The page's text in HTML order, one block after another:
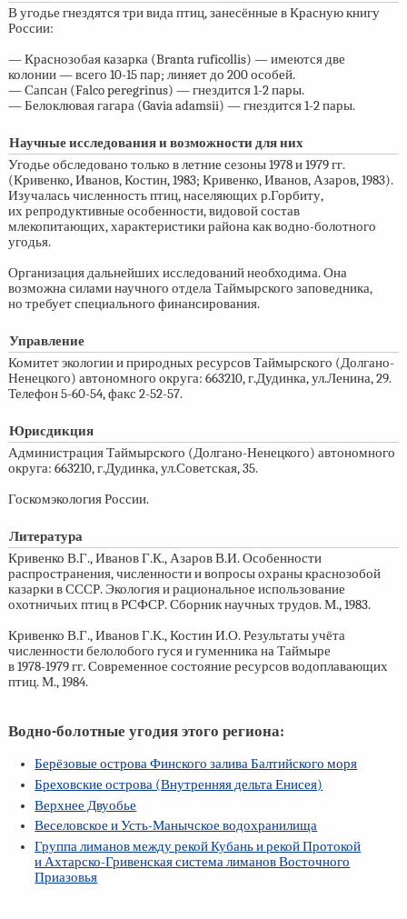
В угодье гнездятся три вида птиц, занесённые в Красную книгу
России:
— Краснозобая казарка (Branta ruficollis) — имеются две
колонии — всего 10-15 пар; линяет до 200 особей.
— Сапсан (Falco peregrinus) — гнездится1-2 пары.
— Белоклювая гагара (Gavia adamsii) — гнездится1-2 пары.
Научные исследования и возможности для них
Угодье обследовано только в летние сезоны 1978 и 1979 гг.
(Кривенко, Иванов, Костин, 1983; Кривенко, Иванов, Азаров, 1983).
Изучалась численность птиц, населяющих р.Горбиту,
их репродуктивные особенности, видовой состав
млекопитающих, характеристики района как водно-болотного
угодья.
Организация дальнейших исследований необходима. Она
возможна силами научного отдела Таймырского заповедника,
но требует специального финансирования.
Управление
Комитет экологии и природных ресурсов Таймырского (Долгано-
Ненецкого) автономного округа: 663210, г.Дудинка, ул.Ленина, 29.
Телефон5-60-54,факс 2-52-57.
Юрисдикция
Администрация Таймырского (Долгано-Ненецкого) автономного
округа: 663210, г.Дудинка, ул.Советская, 35.
Госкомэкология России.
Литература
Кривенко В.Г., Иванов Г.К., Азаров В.И. Особенности
распространения, численности и вопросы охраны краснозобой
казарки в СССР. Экология и рациональное использование
охотничьих птиц в РСФСР. Сборник научных трудов. М., 1983.
Кривенко В.Г., Иванов Г.К., Костин И.О. Результаты учёта
численности белолобого гуся и гуменника на Таймыре
в1978-1979 гг.Современное состояние ресурсов водоплавающих
птиц. М., 1984.
Водно-болотные угодия этого региона:
Берёзовые острова Финского залива Балтийского моря
Бреховские острова (Внутренняя дельта Енисея)
Верхнее Двуобье
Веселовское и Усть-Манычское водохранилища
Группа лиманов между рекой Кубань и рекой Протокой
и Ахтарско-Гривенская система лиманов Восточного
Приазовья